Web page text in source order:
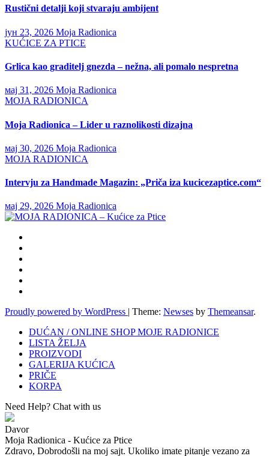
Rustični detalji koji stvaraju ambijent
јун 23, 2026 Moja Radionica
KUĆICE ZA PTICE
Grlica kao graditelj gnezda – nežna, ali pomalo nespretna
мај 31, 2026 Moja Radionica
MOJA RADIONICA
Moja Radionica – Lider u raznolikosti dizajna
мај 30, 2026 Moja Radionica
MOJA RADIONICA
Intervju za Handmade Magazin: „Priča iza kucicezaptice.com“
мај 29, 2026 Moja Radionica
Proudly powered by WordPress | Theme: Newses by Themeansar.
DUĆAN / ONLINE SHOP MOJE RADIONICE
LISTA ŽELJA
PROIZVODI
GALERIJA KUĆICA
PRIČE
KORPA
Need Help? Chat with us
Davor
Moja Radionica - Kućice za Ptice
Zdravo, Dobrodošli na moj sajt. Ukoliko imate pitanje vezano za